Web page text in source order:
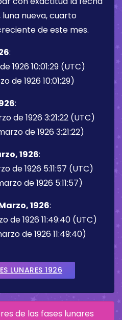
nueva, cuarto
de este mes.
:
1926 10:01:29 (UTC)
de 1926 10:01:29)
:
de 1926 3:21:22 (UTC)
de 1926 3:21:22)
1926:
de 1926 5:11:57 (UTC)
de 1926 5:11:57)
1926:
de 1926 11:49:40 (UTC)
de 1926 11:49:40)
LUNARES 1926
de las fases lunares